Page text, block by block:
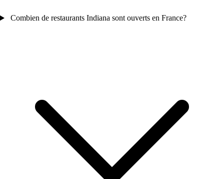
Combien de restaurants Indiana sont ouverts en France?